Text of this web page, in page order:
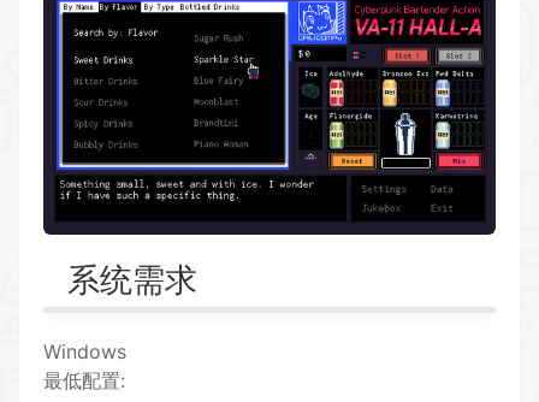
系统需求
Windows
最低配置: